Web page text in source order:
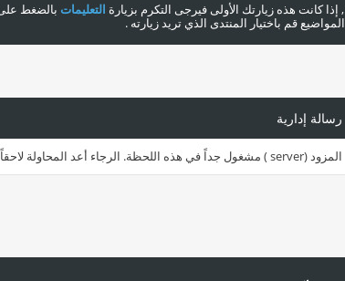
, إذا كانت هذه زيارتك الأولى فيرجى التكرم بزيارة التعليمات بالضغط
قم باختيار المنتدى الذي تريد زيارته .
رسالة إدارية
المزود (server ) مشغول جداً في هذه اللحظة. الرجاء أعد المحاولة لاحقاً.